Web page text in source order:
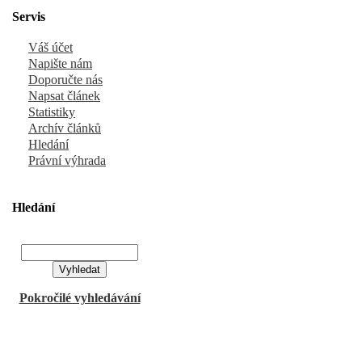
Servis
Váš účet
Napište nám
Doporučte nás
Napsat článek
Statistiky
Archív článků
Hledání
Právní výhrada
Hledání
Pokročilé vyhledávání